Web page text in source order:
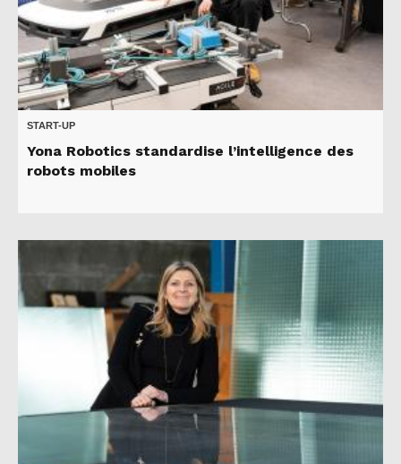
START-UP
Yona Robotics standardise l’intelligence des
robots mobiles